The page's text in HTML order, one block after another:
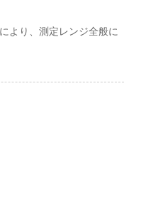
より、測定レンジ全般に